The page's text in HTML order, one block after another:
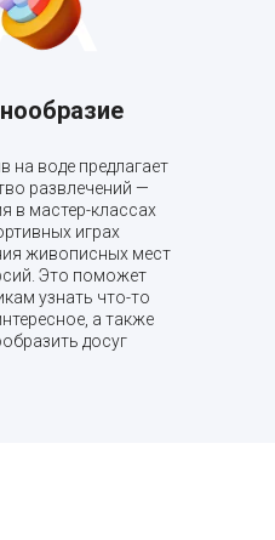
на воде предлагает
развлечений —
в мастер-классах
играх
живописных мест
Это поможет
узнать что-то
а также
досуг